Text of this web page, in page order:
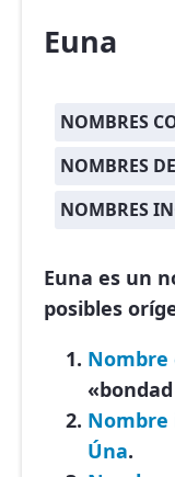
Euna
NOMBRES
NOMBRES
NOMBRES
Euna es un
posibles
Nombre
Nombre
Úna.